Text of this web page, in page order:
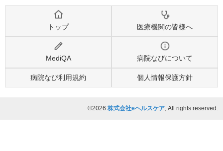
トップ 医療機関の皆様へ
MediQA 病院なびについて
病院なび利用規約 個人情報保護方針
©2026 株式会社eヘルスケア, All rights reserved.